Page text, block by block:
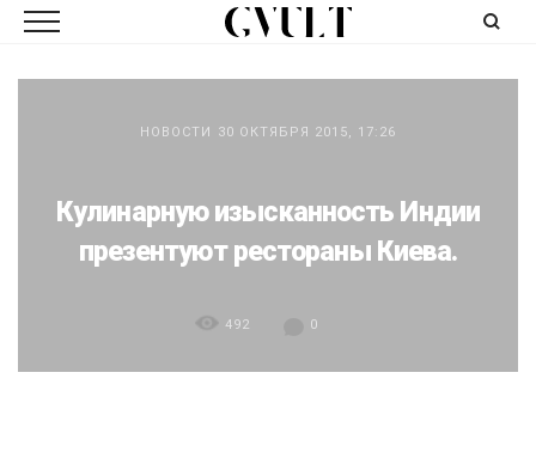
НОВОСТИ 30 ОКТЯБРЯ 2015, 17:26
Кулинарную изысканность Индии
презентуют рестораны Киева.
492 0